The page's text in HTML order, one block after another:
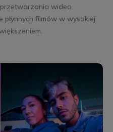
wideo
filmów w wysokiej